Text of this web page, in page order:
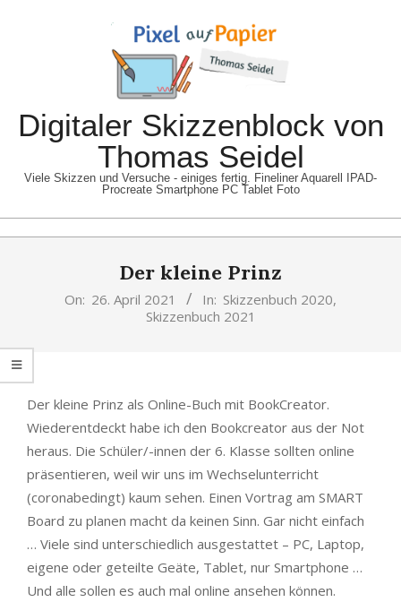
Digitaler Skizzenblock von
Thomas Seidel
Viele Skizzen und Versuche - einiges fertig. Fineliner Aquarell IPAD-
Procreate Smartphone PC Tablet Foto
Der kleine Prinz
On: 26. April 2021 In: Skizzenbuch 2020,
Skizzenbuch 2021
Der kleine Prinz als Online-Buch mit BookCreator.
Wiederentdeckt habe ich den Bookcreator aus der Not
heraus. Die Schüler/-innen der 6. Klasse sollten online
präsentieren, weil wir uns im Wechselunterricht
(coronabedingt) kaum sehen. Einen Vortrag am SMART
Board zu planen macht da keinen Sinn. Gar nicht einfach
… Viele sind unterschiedlich ausgestattet – PC, Laptop,
eigene oder geteilte Geäte, Tablet, nur Smartphone …
Und alle sollen es auch mal online ansehen können.